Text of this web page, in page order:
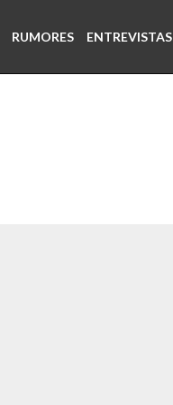
RUMORES ENTREVISTAS